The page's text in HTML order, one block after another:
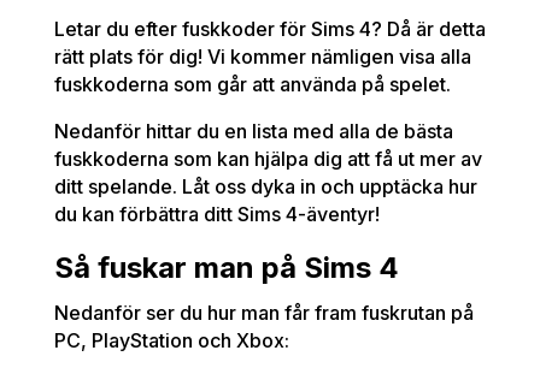
Letar du efter fuskkoder för Sims 4? Då är detta
rätt plats för dig! Vi kommer nämligen visa alla
fuskkoderna som går att använda på spelet.
Nedanför hittar du en lista med alla de bästa
fuskkoderna som kan hjälpa dig att få ut mer av
ditt spelande. Låt oss dyka in och upptäcka hur
du kan förbättra ditt Sims 4-äventyr!
Så fuskar man på Sims 4
Nedanför ser du hur man får fram fuskrutan på
PC, PlayStation och Xbox: